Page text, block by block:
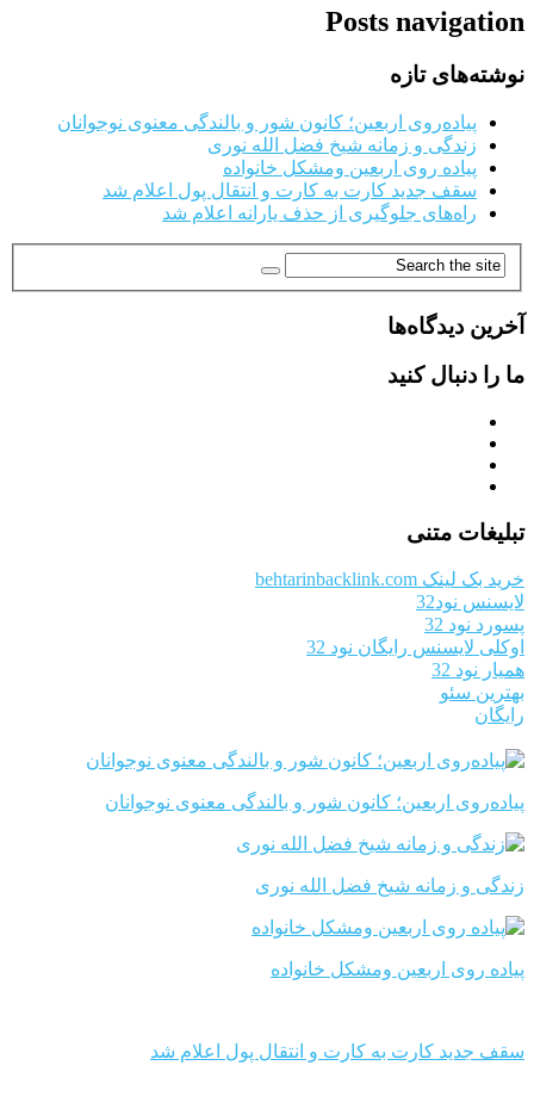
Posts navigation
نوشته‌های تازه
پیاده‌روی اربعین؛ کانون شور و بالندگی معنوی نوجوانان
زندگی و زمانه شیخ فضل الله نوری
پیاده روی اربعین ومشکل خانواده
سقف جدید کارت به کارت و انتقال پول اعلام شد
راه‌های جلوگیری از حذف یارانه اعلام شد
آخرین دیدگاه‌ها
ما را دنبال کنید
تبلیغات متنی
خرید بک لینک behtarinbacklink.com
لایسنس نود32
پسورد نود 32
اوکلی لایسنس رایگان نود 32
همیار نود 32
بهترین سئو
رایگان
پیاده‌روی اربعین؛ کانون شور و بالندگی معنوی نوجوانان
زندگی و زمانه شیخ فضل الله نوری
پیاده روی اربعین ومشکل خانواده
سقف جدید کارت به کارت و انتقال پول اعلام شد